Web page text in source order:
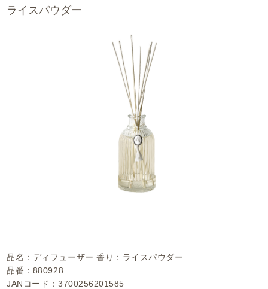
ライスパウダー
品名：ディフューザー 香り：ライスパウダー
品番：880928
JANコード：3700256201585